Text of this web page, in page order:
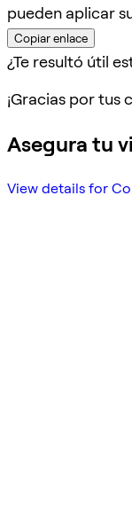
pueden aplicar
Copiar enlace
¿Te resultó útil
¡Gracias por tus
Asegura tu
View details for